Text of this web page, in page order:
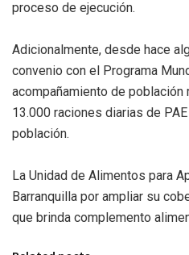
proceso de ejecución.
Adicionalmente, desde hace
convenio con el Programa
acompañamiento de población
13.000 raciones diarias de
población.
La Unidad de Alimentos para
Barranquilla por ampliar su
que brinda complemento